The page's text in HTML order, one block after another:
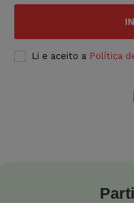
Li e aceito a Política